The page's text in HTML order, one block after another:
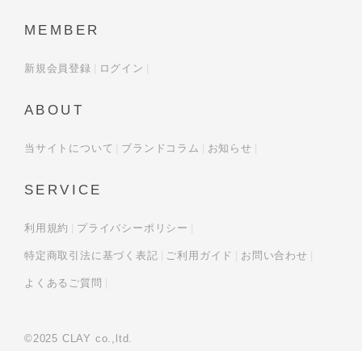
MEMBER
新規会員登録 ログイン
ABOUT
当サイトについて ブランドコラム お知らせ
SERVICE
利用規約 プライバシーポリシー
特定商取引法に基づく表記 ご利用ガイド お問い合わせ
よくあるご質問
©2025 CLAY co.,ltd.